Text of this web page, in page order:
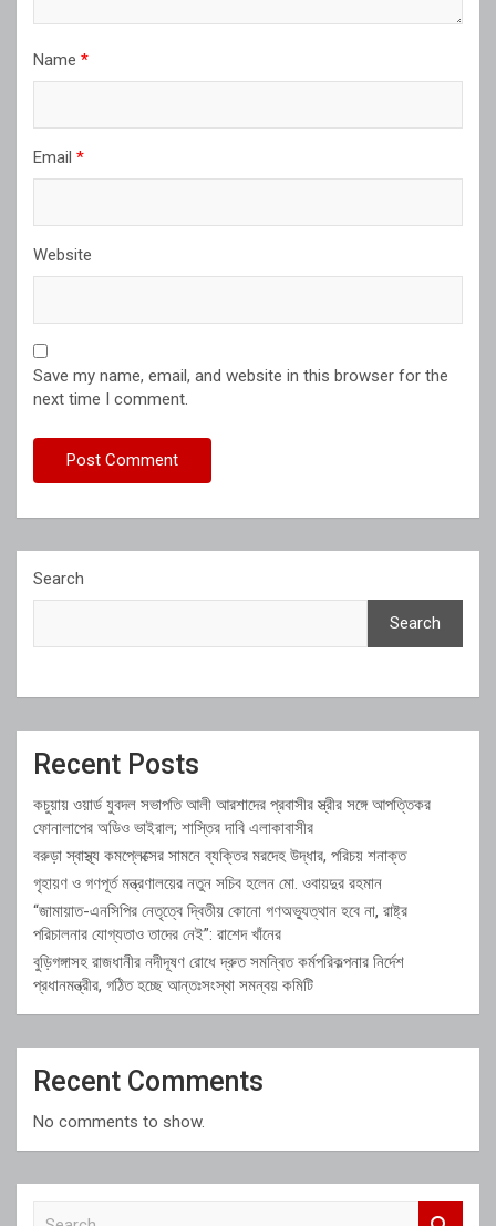
Name *
Email *
Website
Save my name, email, and website in this browser for the
next time I comment.
Search
Search
Recent Posts
কচুয়ায় ওয়ার্ড যুবদল সভাপতি আলী আরশাদের প্রবাসীর স্ত্রীর সঙ্গে আপত্তিকর
ফোনালাপের অডিও ভাইরাল; শাস্তির দাবি এলাকাবাসীর
বরুড়া স্বাস্থ্য কমপ্লেক্সের সামনে ব্যক্তির মরদেহ উদ্ধার, পরিচয় শনাক্ত
গৃহায়ণ ও গণপূর্ত মন্ত্রণালয়ের নতুন সচিব হলেন মো. ওবায়দুর রহমান
“জামায়াত-এনসিপির নেতৃত্বে দ্বিতীয় কোনো গণঅভ্যুত্থান হবে না, রাষ্ট্র
পরিচালনার যোগ্যতাও তাদের নেই”: রাশেদ খাঁনের
বুড়িগঙ্গাসহ রাজধানীর নদীদূষণ রোধে দ্রুত সমন্বিত কর্মপরিকল্পনার নির্দেশ
প্রধানমন্ত্রীর, গঠিত হচ্ছে আন্তঃসংস্থা সমন্বয় কমিটি
Recent Comments
No comments to show.